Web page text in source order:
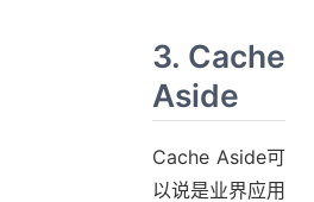
3. Cache
Aside
Cache Aside可
以说是业界应用